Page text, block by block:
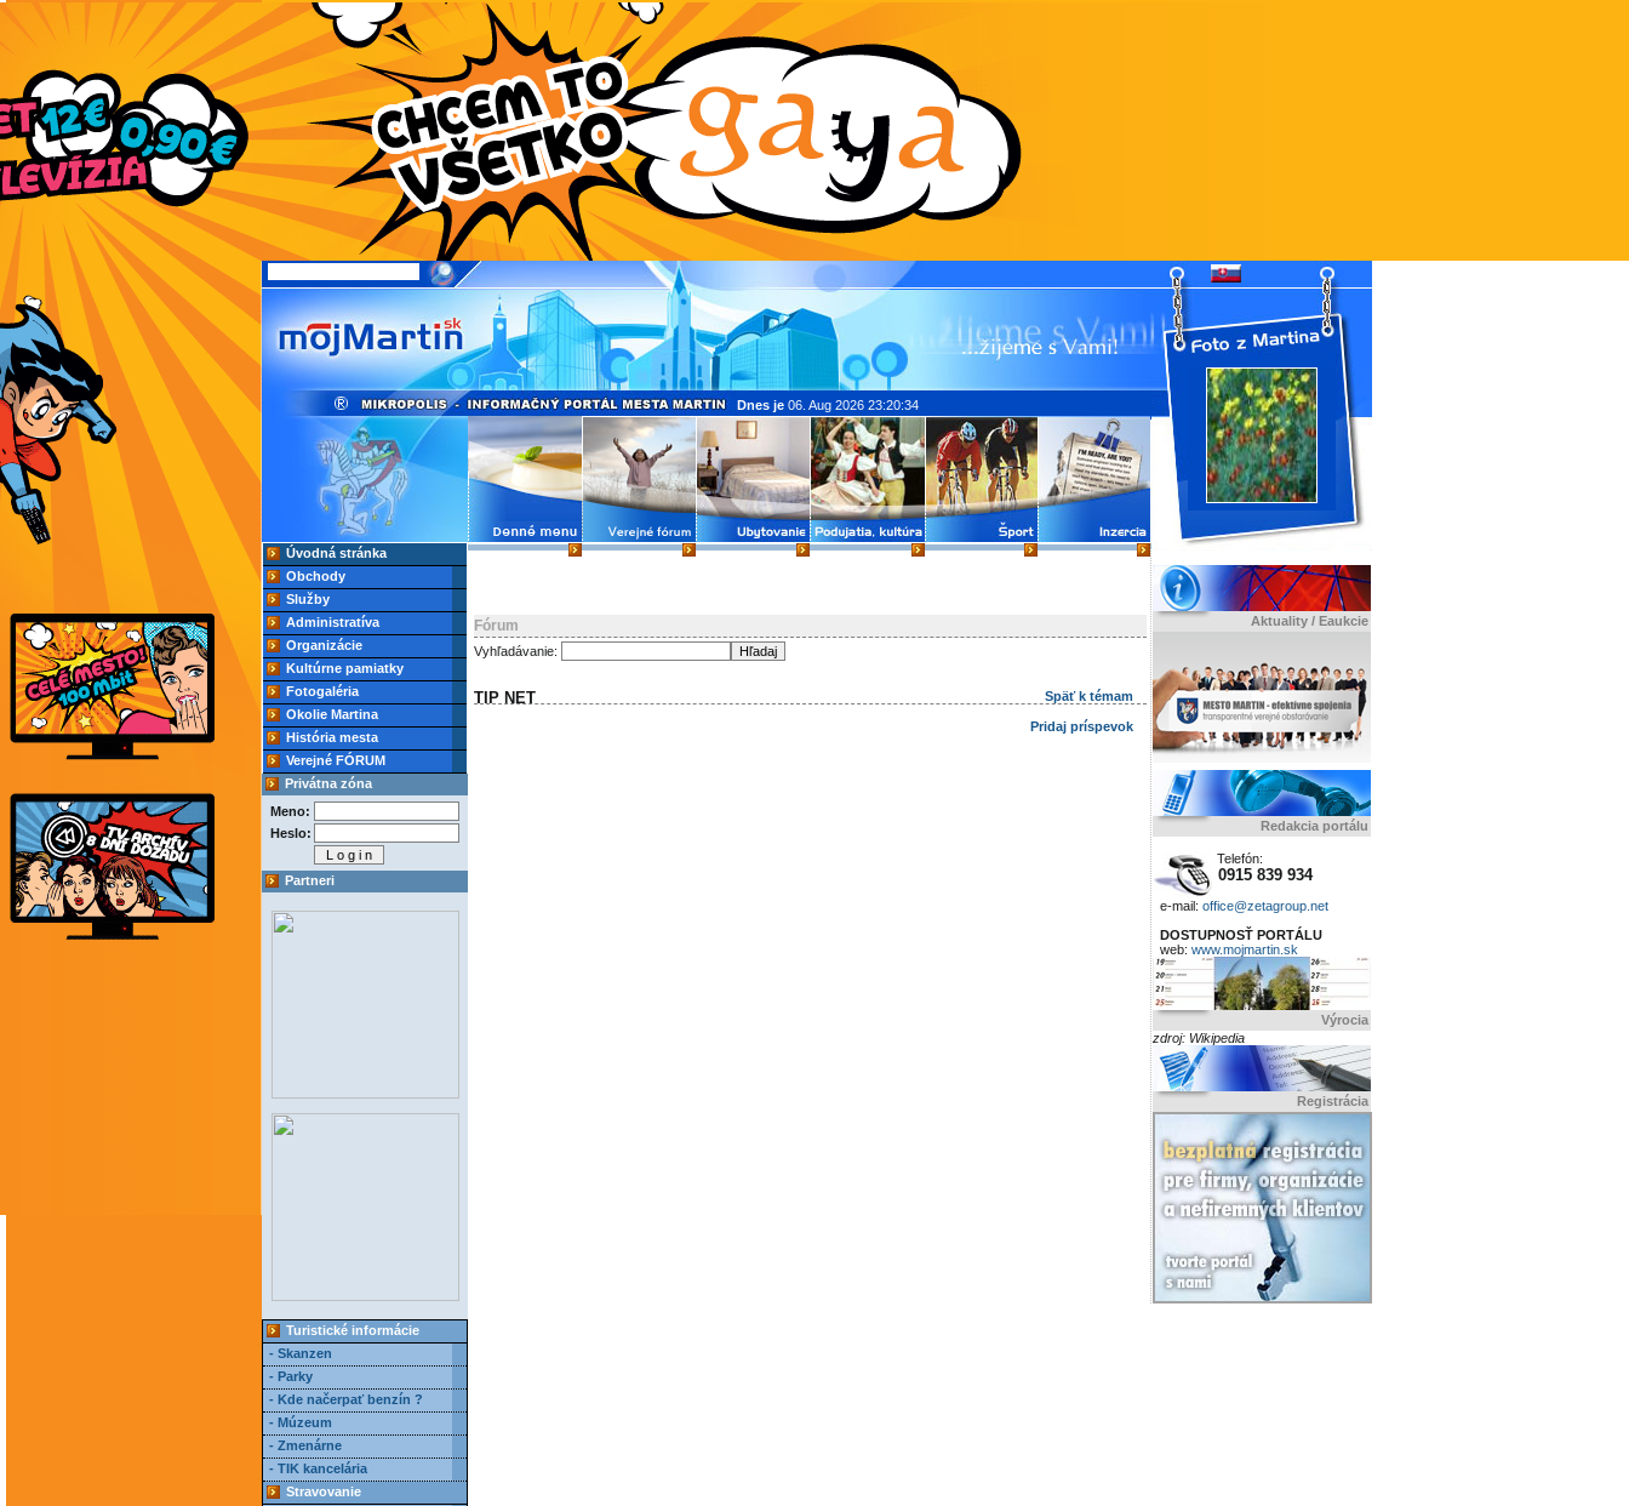
Úvodná stránka
Obchody
Služby
Administratíva
Organizácie
Kultúrne pamiatky
Fotogaléria
Okolie Martina
História mesta
Verejné FÓRUM
Privátna zóna
Meno:
Heslo:
Partneri
Turistické informácie
- Skanzen
- Parky
- Kde načerpať benzín ?
- Múzeum
- Zmenárne
- TIK kancelária
Stravovanie
Aktuality / Eaukcie
Redakcia portálu
Telefón:
0915 839 934
e-mail: office@zetagroup.net
DOSTUPNOSŤ PORTÁLU
web: www.mojmartin.sk
Výrocia
zdroj: Wikipedia
Registrácia
Dnes je 06. Aug 2026 23:20:34
Fórum
Vyhľadávanie:
TIP NET Späť k témam
Pridaj príspevok